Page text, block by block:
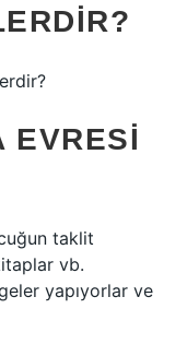
EVRESI
taklit
vb.
yapıyorlar ve